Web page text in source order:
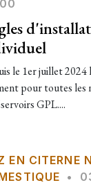
le 1er juillet 2024
pour toutes les
GPL....
EN CITERNE
•